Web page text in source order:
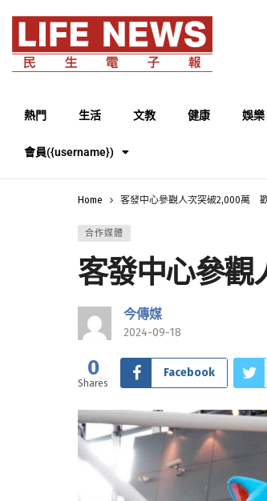
熱門 生活 文教 健康 娛樂
會員({username})
Home 客發中心參觀人次突破2,000萬
合作媒體
客發中心參
今傳媒
2024-09-18
0
Shares
Facebook